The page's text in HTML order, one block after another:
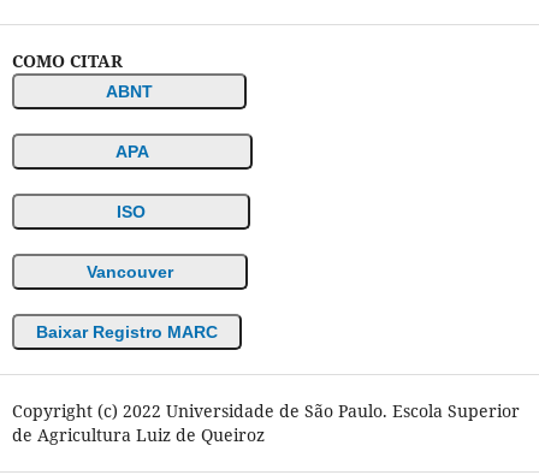
COMO CITAR
ABNT
APA
ISO
Vancouver
Baixar Registro MARC
Copyright (c) 2022 Universidade de São Paulo. Escola Superior
de Agricultura Luiz de Queiroz